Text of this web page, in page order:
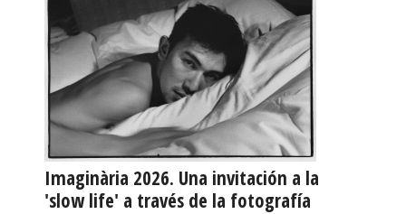
Imaginària 2026. Una invitación a la
'slow life' a través de la fotografía